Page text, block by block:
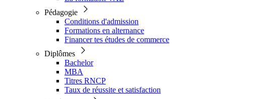
Pédagogie
Conditions d'admission
Formations en alternance
Financer tes études de commerce
Diplômes
Bachelor
MBA
Titres RNCP
Taux de réussite et satisfaction